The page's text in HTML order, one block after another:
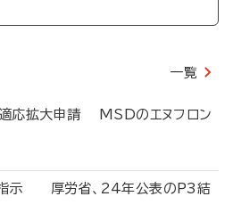
一覧
応拡大申請 MSDのエヌフロン
指示 厚労省、24年公表のP3結